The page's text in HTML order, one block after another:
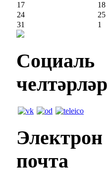
17
18
24
25
31
1
Социаль
челтәрләр
Электрон
почта